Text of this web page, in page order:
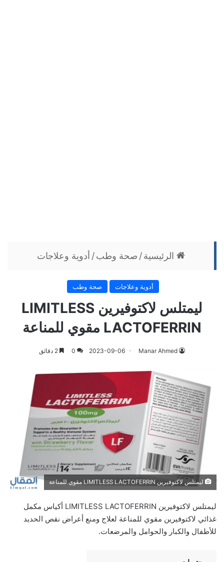
الرئيسية / صحة وطب / أدوية وعلاجات
أدوية وعلاجات صحة وطب
ليمتلس لاكتوفيرين LIMITLESS
LACTOFERRIN مقوي للمناعة
Manar Ahmed
2023-09-06
0
ليمتلس لاكتوفيرين LIMITLESS LACTOFERRIN مقوي للمناعة
ليمتلس لاكتوفيرين LIMITLESS LACTOFERRIN أكياس مكمل
غذائي لاكتوفيرين مقوي للمناعة لعلاج ومنع أعراض نقص الحديد
للأطفال والكبار والحوامل والمرضعات.